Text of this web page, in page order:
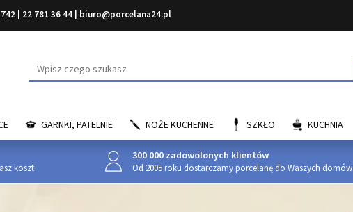
22 781 36 44 biuro@porcelana24.pl
Wyszukaj
GARNKI, PATELNIE NOŻE KUCHENNE SZKŁO KUCHNIA
koszt
300 000 zadowolonych klientów
Od 2005 roku dostarczamy porcelanę do Waszych domów